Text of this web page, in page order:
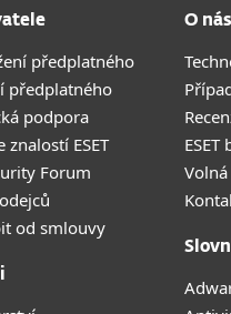
předplatného
předplatného
podpora
znalostí ESET
Forum
od smlouvy
O nás
ESET